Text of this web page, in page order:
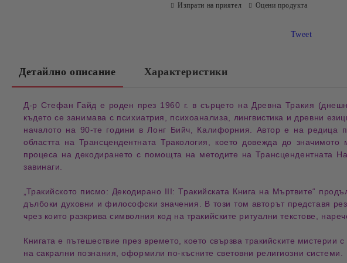
Изпрати на приятел Оцени продукта
Tweet
Детайлно описание Характеристики
Д-р Стефан Гайд е роден през 1960 г. в сърцето на Древна Тракия
където се занимава с психиатрия психоанализа лингвистика и древни
началото на 90-те години в Лонг Бийч, Калифорния Автор е на редица
областта на Трансцендентната Тракология , което довежда до значимото
процеса на декодирането с помощта на методите на Трансцендентната
завинаги
Тракийското писмо: Декодирано III: Тракийската Книга на Мъртвите“
дълбоки духовни и философски значения . В този том авторът представя
чрез които разкрива символния код на тракийските ритуални текстове ,
Книгата е пътешествие през времето , което свързватракийските мистерии с
на сакрални познания , оформили по-късните световни религиозни системи.